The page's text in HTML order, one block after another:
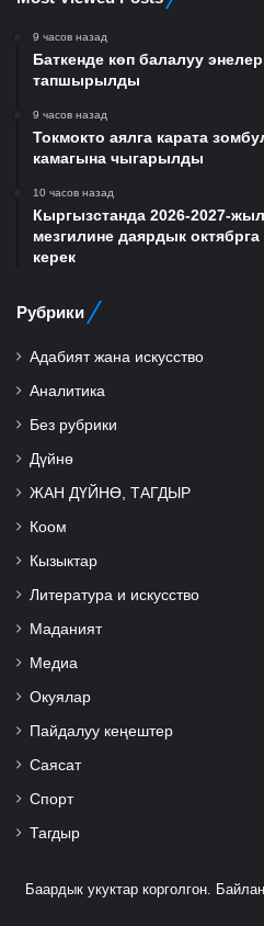
9 часов назад
Баткенде көп балалуу
тапшырылды
9 часов назад
Токмокто аялга карата
камагына чыгарылды
10 часов назад
Кыргызстанда 2026-2027-
мезгилине даярдык
керек
Рубрики
Адабият жана искусство
Аналитика
Без рубрики
Дүйнө
ЖАН ДҮЙНӨ, ТАГДЫР
Коом
Кызыктар
Литература и искусство
Маданият
Медиа
Окуялар
Пайдалуу кеңештер
Саясат
Спорт
Тагдыр
Баардык укуктар корголгон.